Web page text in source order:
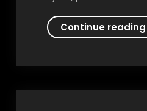
Continue reading